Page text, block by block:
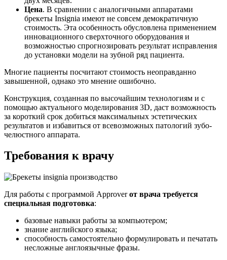
Цена. В сравнении с аналогичными аппаратами
брекеты Insignia имеют не совсем демократичную
стоимость. Эта особенность обусловлена применением
инновационного сверхточного оборудования и
возможностью спрогнозировать результат исправления
до установки модели на зубной ряд пациента.
Многие пациенты посчитают стоимость неоправданно
завышенной, однако это мнение ошибочно.
Конструкция, созданная по высочайшим технологиям и с
помощью актуального моделирования 3D, даст возможность
за короткий срок добиться максимальных эстетических
результатов и избавиться от всевозможных патологий зубо-
челюстного аппарата.
Требования к врачу
Для работы с программой Approverот врача требуется
специальная подготовка:
базовые навыки работы за компьютером;
знание английского языка;
способность самостоятельно формулировать и печатать
несложные англоязычные фразы.